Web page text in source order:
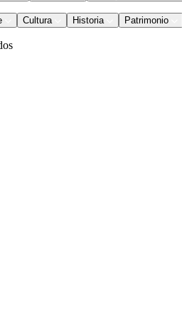
Cultura Historia Patrimonio